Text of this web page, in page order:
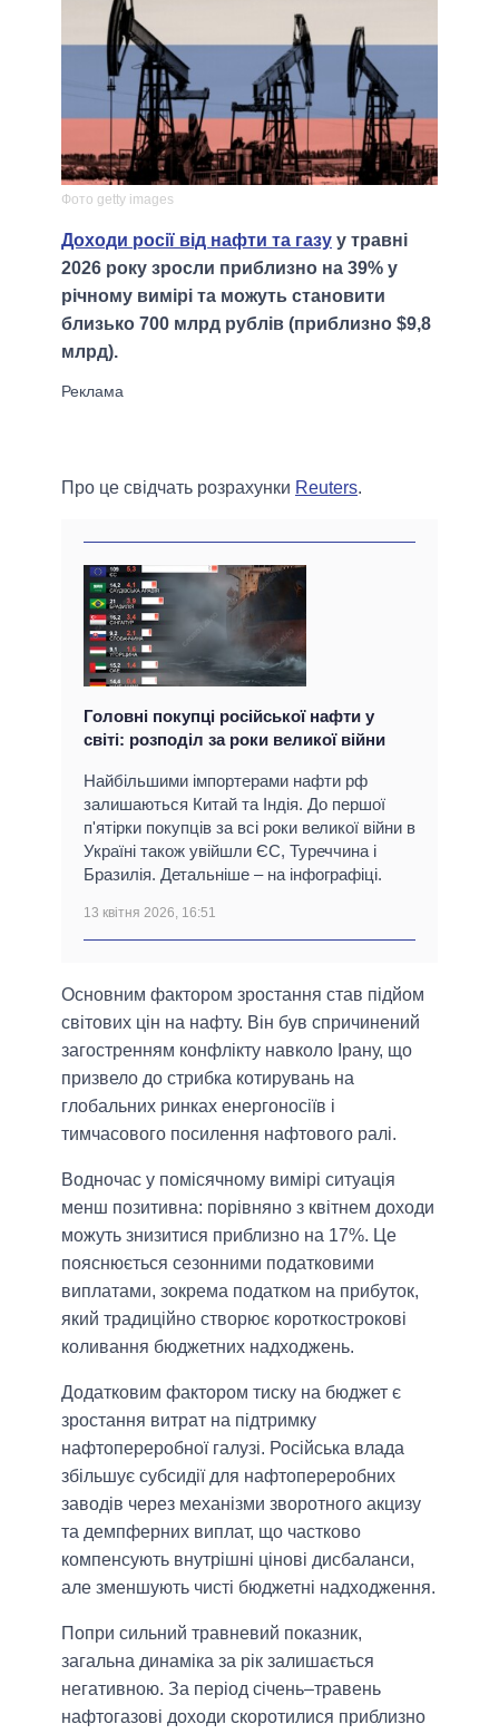
Фото getty images
Доходи росії від нафти та газу у травні
2026 року зросли приблизно на 39% у
річному вимірі та можуть становити
близько 700 млрд рублів (приблизно $9,8
млрд).
Про це свідчать розрахунки Reuters.
Головні покупці російської нафти у
світі: розподіл за роки великої війни
Найбільшими імпортерами нафти рф
залишаються Китай та Індія. До першої
п'ятірки покупців за всі роки великої війни в
Україні також увійшли ЄС, Туреччина і
Бразилія. Детальніше – на інфографіці.
13 квітня 2026, 16:51
Основним фактором зростання став підйом
світових цін на нафту. Він був спричинений
загостренням конфлікту навколо Ірану, що
призвело до стрибка котирувань на
глобальних ринках енергоносіїв і
тимчасового посилення нафтового ралі.
Водночас у помісячному вимірі ситуація
менш позитивна: порівняно з квітнем доходи
можуть знизитися приблизно на 17%. Це
пояснюється сезонними податковими
виплатами, зокрема податком на прибуток,
який традиційно створює короткострокові
коливання бюджетних надходжень.
Додатковим фактором тиску на бюджет є
зростання витрат на підтримку
нафтопереробної галузі. Російська влада
збільшує субсидії для нафтопереробних
заводів через механізми зворотного акцизу
та демпферних виплат, що частково
компенсують внутрішні цінові дисбаланси,
але зменшують чисті бюджетні надходження.
Попри сильний травневий показник,
загальна динаміка за рік залишається
негативною. За період січень–травень
нафтогазові доходи скоротилися приблизно